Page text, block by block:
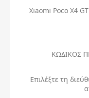
Xiaomi Poco X4
ΚΩΔΙΚΟΣ
Επιλέξτε τη